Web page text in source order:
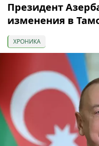
Президент
изменения в
ХРОНИКА